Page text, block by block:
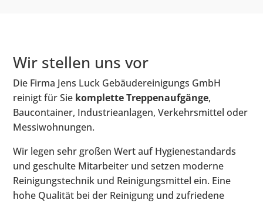
Wir stellen uns vor
Die Firma Jens Luck Gebäudereinigungs GmbH
reinigt für Sie komplette Treppenaufgänge,
Baucontainer, Industrieanlagen, Verkehrsmittel oder
Messiwohnungen.
Wir legen sehr großen Wert auf Hygienestandards
und geschulte Mitarbeiter und setzen moderne
Reinigungstechnik und Reinigungsmittel ein. Eine
hohe Qualität bei der Reinigung und zufriedene